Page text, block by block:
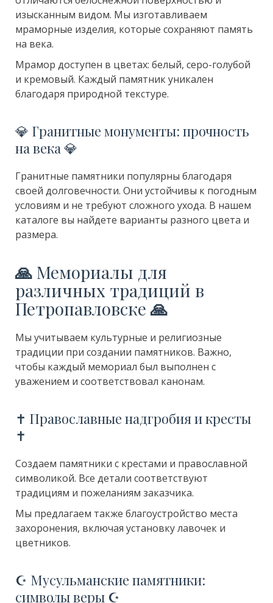
изысканным видом. Мы изготавливаем
мраморные изделия, которые сохраняют память
на века.
Мрамор доступен в цветах: белый, серо-голубой
и кремовый. Каждый памятник уникален
благодаря природной текстуре.
💎 Гранитные монументы: прочность
на века 💎
Гранитные памятники популярны благодаря
своей долговечности. Они устойчивы к погодным
условиям и не требуют сложного ухода. В нашем
каталоге вы найдете варианты разного цвета и
размера.
🙏 Мемориалы для
различных традиций в
Петропавловске 🙏
Мы учитываем культурные и религиозные
традиции при создании памятников. Важно,
чтобы каждый мемориал был выполнен с
уважением и соответствовал канонам.
✝️ Православные надгробия и кресты
✝️
Создаем памятники с крестами и православной
символикой. Все детали соответствуют
традициям и пожеланиям заказчика.
Мы предлагаем также благоустройство места
захоронения, включая установку лавочек и
цветников.
☪️ Мусульманские памятники:
символы веры ☪️